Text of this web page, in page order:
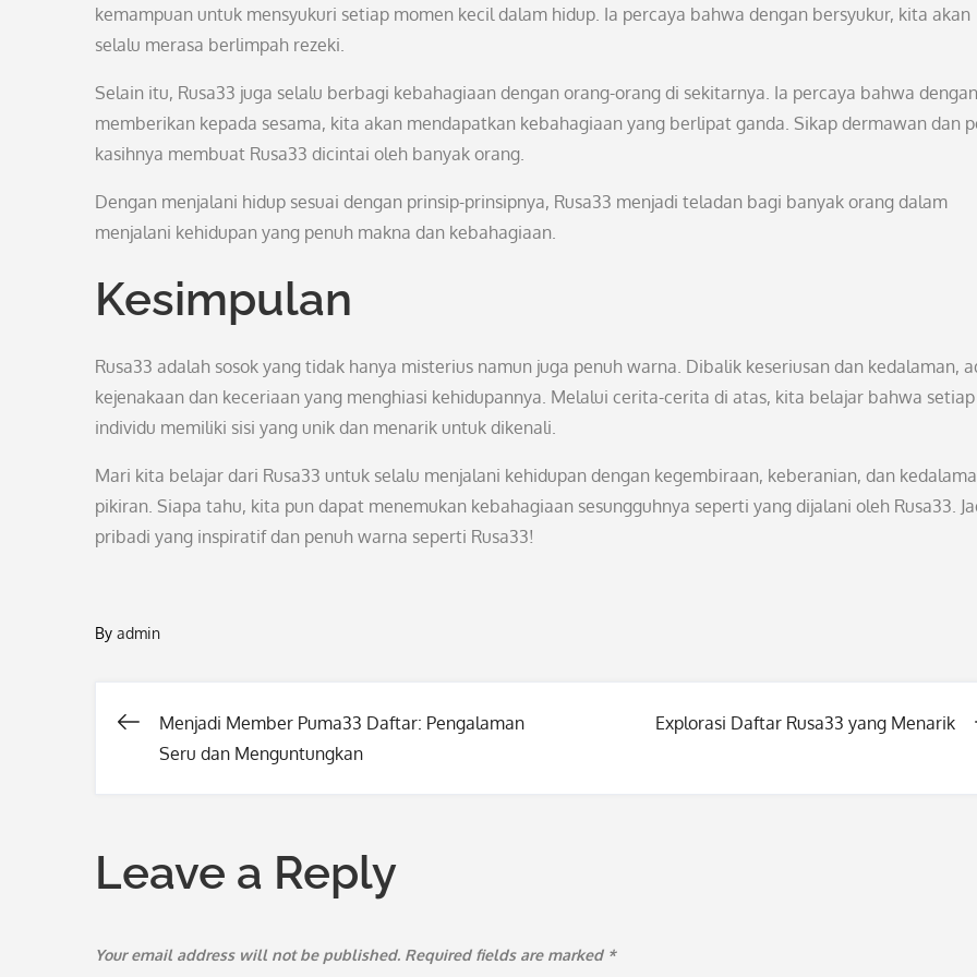
kemampuan untuk mensyukuri setiap momen kecil dalam hidup. Ia percaya bahwa dengan bersyukur, kita akan
selalu merasa berlimpah rezeki.
Selain itu, Rusa33 juga selalu berbagi kebahagiaan dengan orang-orang di sekitarnya. Ia percaya bahwa dengan
memberikan kepada sesama, kita akan mendapatkan kebahagiaan yang berlipat ganda. Sikap dermawan dan
kasihnya membuat Rusa33 dicintai oleh banyak orang.
Dengan menjalani hidup sesuai dengan prinsip-prinsipnya, Rusa33 menjadi teladan bagi banyak orang dalam
menjalani kehidupan yang penuh makna dan kebahagiaan.
Kesimpulan
Rusa33 adalah sosok yang tidak hanya misterius namun juga penuh warna. Dibalik keseriusan dan kedalaman,
kejenakaan dan keceriaan yang menghiasi kehidupannya. Melalui cerita-cerita di atas, kita belajar bahwa setiap
individu memiliki sisi yang unik dan menarik untuk dikenali.
Mari kita belajar dari Rusa33 untuk selalu menjalani kehidupan dengan kegembiraan, keberanian, dan
pikiran. Siapa tahu, kita pun dapat menemukan kebahagiaan sesungguhnya seperti yang dijalani oleh Rusa33.
pribadi yang inspiratif dan penuh warna seperti Rusa33!
By admin
Post
Menjadi Member Puma33 Daftar: Pengalaman
Seru dan Menguntungkan
Explorasi Daftar Rusa33 yang Menarik
Leave a Reply
Your email address will not be published. Required fields are marked *